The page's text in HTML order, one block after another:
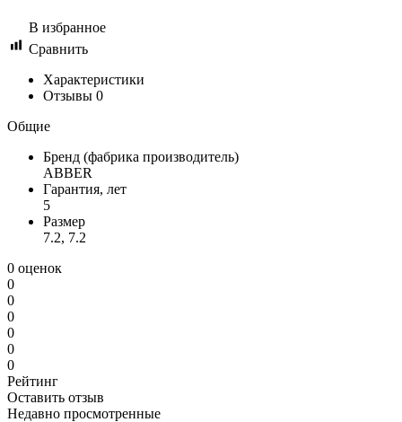
В избранное
Сравнить
Характеристики
Отзывы 0
Общие
Бренд (фабрика производитель)
ABBER
Гарантия, лет
5
Размер
7.2, 7.2
0 оценок
0
0
0
0
0
0
Рейтинг
Оставить отзыв
Недавно просмотренные